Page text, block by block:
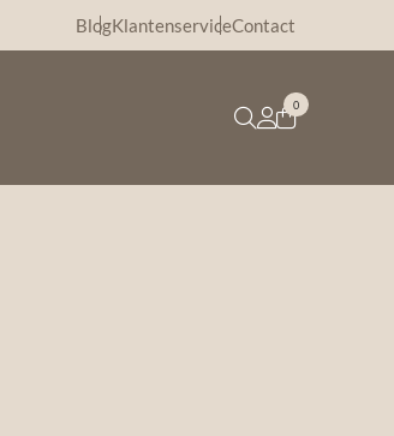
BlogKlantenserviceContact
0